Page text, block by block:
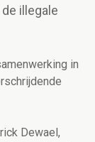
illegale
in
Dewael,